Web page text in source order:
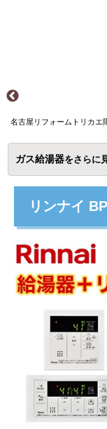
名古屋リフォームトリカエ
ガス給湯器を
リンナイ